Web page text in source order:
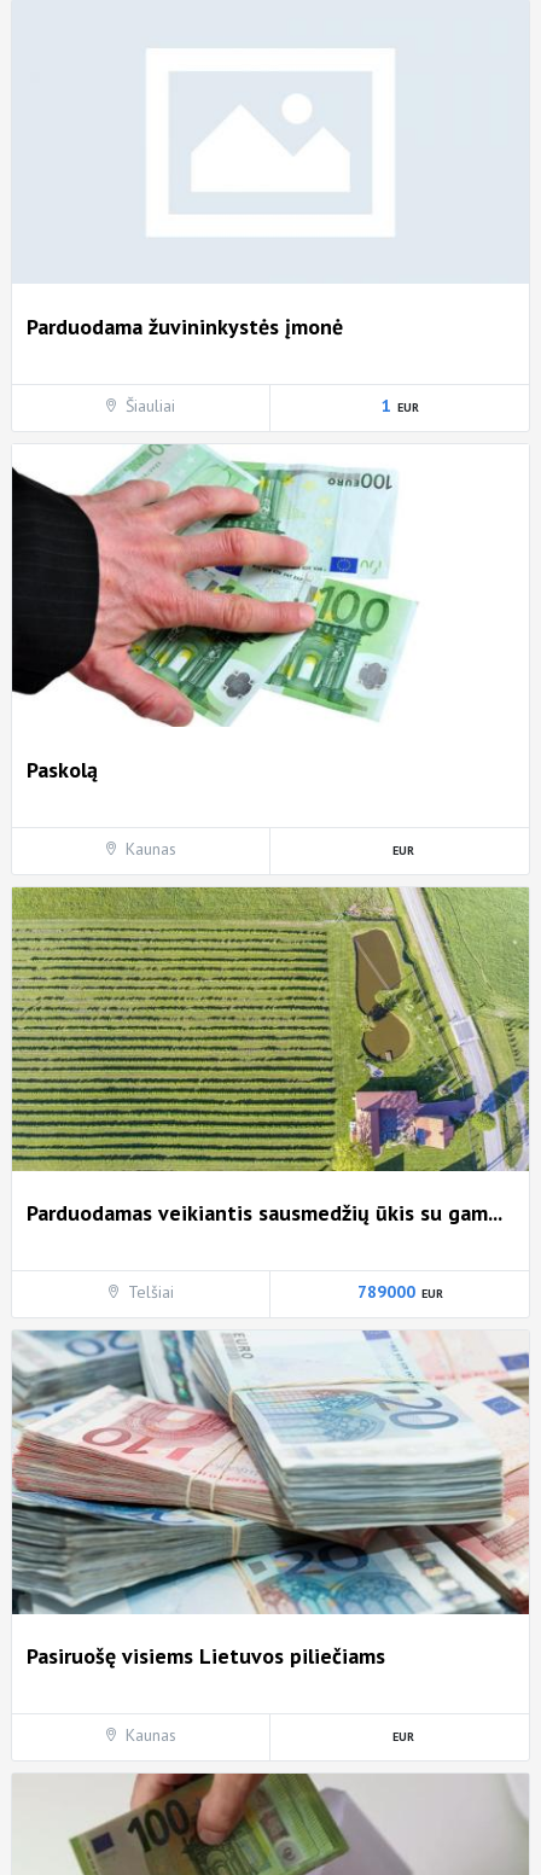
Parduodama žuvininkystės įmonė
Šiauliai 1
Paskolą
Kaunas
Parduodamas veikiantis sausmedžių ūkis su gam...
Telšiai 789000
Pasiruošę visiems Lietuvos piliečiams
Kaunas